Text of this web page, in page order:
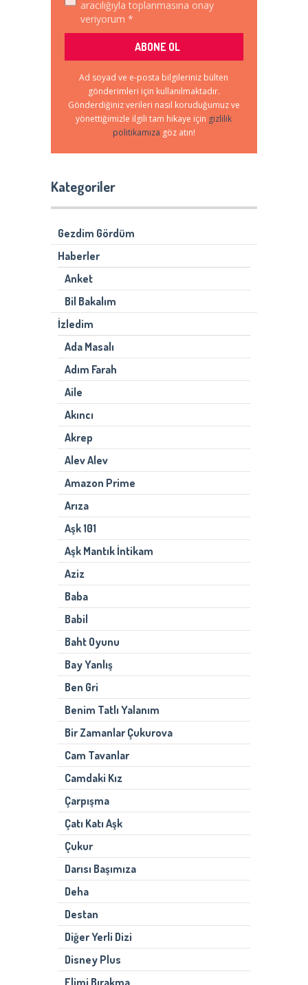
aracılığıyla toplanmasına onay
veriyorum *
Ad soyad ve e-posta bilgileriniz bülten
gönderimleri için kullanılmaktadır.
Gönderdiğiniz verileri nasıl koruduğumuz ve
yönettiğimizle ilgili tam hikaye için gizlilik
politikamıza göz atın!
Kategoriler
Gezdim Gördüm
Haberler
Anket
Bil Bakalım
İzledim
Ada Masalı
Adım Farah
Aile
Akıncı
Akrep
Alev Alev
Amazon Prime
Arıza
Aşk 101
Aşk Mantık İntikam
Aziz
Baba
Babil
Baht Oyunu
Bay Yanlış
Ben Gri
Benim Tatlı Yalanım
Bir Zamanlar Çukurova
Cam Tavanlar
Camdaki Kız
Çarpışma
Çatı Katı Aşk
Çukur
Darısı Başımıza
Deha
Destan
Diğer Yerli Dizi
Disney Plus
Elimi Bırakma